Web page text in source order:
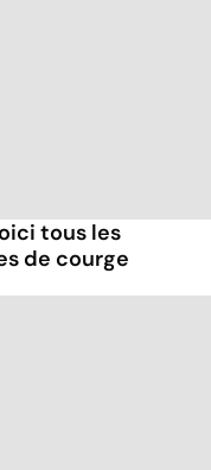
tous les
de courge